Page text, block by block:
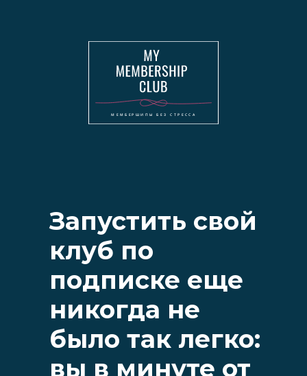
Запустить свой
клуб по
подписке еще
никогда не
было так легко:
вы в минуте от